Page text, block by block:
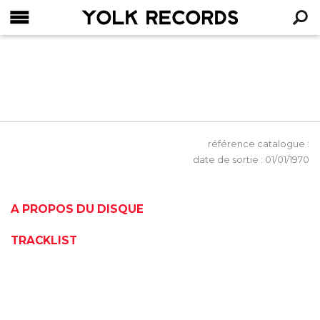
référence catalogue :
date de sortie : 01/01/1970
A PROPOS DU DISQUE
TRACKLIST